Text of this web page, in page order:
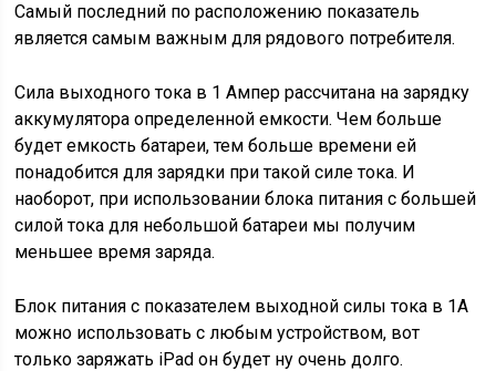
Самый последний по расположению показатель
является самым важным для рядового потребителя.
Сила выходного тока в 1 Ампер рассчитана на зарядку
аккумулятора определенной емкости. Чем больше
будет емкость батареи, тем больше времени ей
понадобится для зарядки при такой силе тока. И
наоборот, при использовании блока питания с большей
силой тока для небольшой батареи мы получим
меньшее время заряда.
Блок питания с показателем выходной силы тока в 1А
можно использовать с любым устройством, вот
только заряжать iPad он будет ну очень долго.